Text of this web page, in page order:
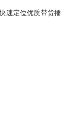
速定位优质带货播